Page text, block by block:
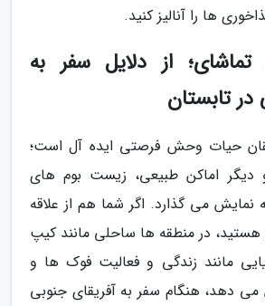
ها را آنالیز کنید.
از دلایل سفر به
در تابستان
حیات وحش فرصتی ایده آل است؛
دیگر اماکن طبیعی، زیست بوم های
می گذارد. اگر شما هم از علاقه
در منطقه ها ساحلی مانند کیپ
مانند زندگی و فعالیت فوک ها و
می دهد، هنگام سفر به آفریقای جنوبی